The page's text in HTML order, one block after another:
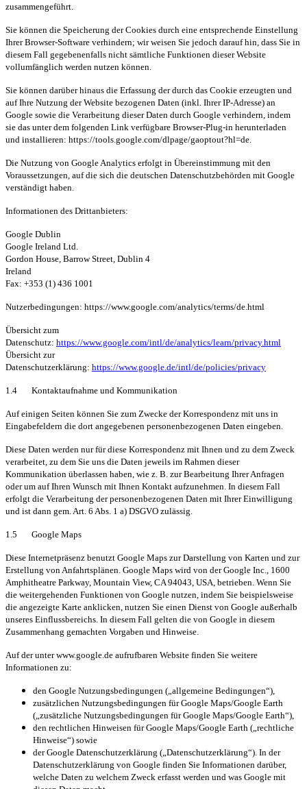
zusammengeführt.
Sie können die Speicherung der Cookies durch eine entsprechende Einstellung
Ihrer Browser-Software verhindern; wir weisen Sie jedoch darauf hin, dass Sie in
diesem Fall gegebenenfalls nicht sämtliche Funktionen dieser Website
vollumfänglich werden nutzen können.
Sie können darüber hinaus die Erfassung der durch das Cookie erzeugten und
auf Ihre Nutzung der Website bezogenen Daten (inkl. Ihrer IP-Adresse) an
Google sowie die Verarbeitung dieser Daten durch Google verhindern, indem
sie das unter dem folgenden Link verfügbare Browser-Plug-in herunterladen
und installieren: https://tools.google.com/dlpage/gaoptout?hl=de.
Die Nutzung von Google Analytics erfolgt in Übereinstimmung mit den
Voraussetzungen, auf die sich die deutschen Datenschutzbehörden mit Google
verständigt haben.
Informationen des Drittanbieters:
Google Dublin
Google Ireland Ltd.
Gordon House, Barrow Street, Dublin 4
Ireland
Fax: +353 (1) 436 1001
Nutzerbedingungen: https://www.google.com/analytics/terms/de.html
Übersicht zum
Datenschutz: https://www.google.com/intl/de/analytics/learn/privacy.html
Übersicht zur
Datenschutzerklärung: https://www.google.de/intl/de/policies/privacy
1.4 Kontaktaufnahme und Kommunikation
Auf einigen Seiten können Sie zum Zwecke der Korrespondenz mit uns in
Eingabefeldern die dort angegebenen personenbezogenen Daten eingeben.
Diese Daten werden nur für diese Korrespondenz mit Ihnen und zu dem Zweck
verarbeitet, zu dem Sie uns die Daten jeweils im Rahmen dieser
Kommunikation überlassen haben, wie z. B. zur Bearbeitung Ihrer Anfragen
oder um auf Ihren Wunsch mit Ihnen Kontakt aufzunehmen. In diesem Fall
erfolgt die Verarbeitung der personenbezogenen Daten mit Ihrer Einwilligung
und ist dann gem. Art. 6 Abs. 1 a) DSGVO zulässig.
1.5 Google Maps
Diese Internetpräsenz benutzt Google Maps zur Darstellung von Karten und zur
Erstellung von Anfahrtsplänen. Google Maps wird von der Google Inc., 1600
Amphitheatre Parkway, Mountain View, CA 94043, USA, betrieben. Wenn Sie
die weitergehenden Funktionen von Google nutzen, indem Sie beispielsweise
die angezeigte Karte anklicken, nutzen Sie einen Dienst von Google außerhalb
unseres Einflussbereichs. In diesem Fall gelten die von Google in diesem
Zusammenhang gemachten Vorgaben und Hinweise.
Auf der unter www.google.de aufrufbaren Website finden Sie weitere
Informationen zu:
den Google Nutzungsbedingungen („allgemeine Bedingungen“),
zusätzlichen Nutzungsbedingungen für Google Maps/Google Earth
(„zusätzliche Nutzungsbedingungen für Google Maps/Google Earth“),
den rechtlichen Hinweisen für Google Maps/Google Earth („rechtliche
Hinweise“) sowie
der Google Datenschutzerklärung („Datenschutzerklärung“). In der
Datenschutzerklärung von Google finden Sie Informationen darüber,
welche Daten zu welchem Zweck erfasst werden und was Google mit